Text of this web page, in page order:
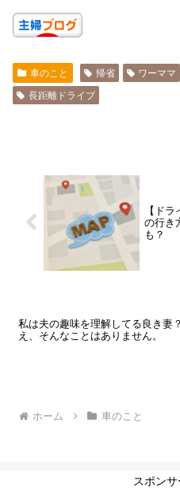
車のこと 帰省 ワーママ
長距離ドライブ
【ド
の行き
も？
私は夫の趣味を理解してる良き妻
え、そんなことはありません。
ホーム 車のこと
スポン